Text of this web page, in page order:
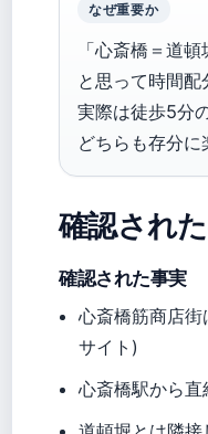
なぜ重要か
「心斎橋＝道頓
と思って時間
実際は徒歩5分
どちらも存分に
確認され
確認された事実
心斎橋筋商店
サイト)
心斎橋駅から